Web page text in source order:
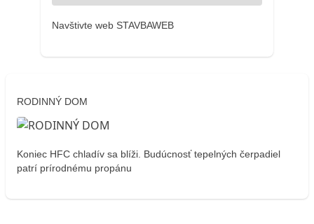
Navštivte web STAVBAWEB
RODINNÝ DOM
Koniec HFC chladív sa blíži. Budúcnosť tepelných čerpadiel
patrí prírodnému propánu